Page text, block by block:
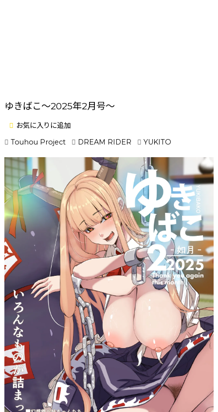
ゆきばこ～2025年2月号～
お気に入りに追加
Touhou Project
DREAM RIDER YUKITO